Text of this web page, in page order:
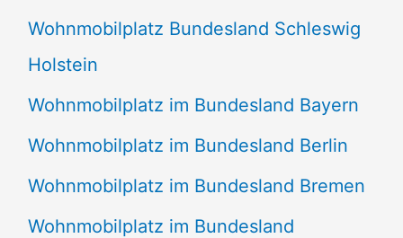
Wohnmobilplatz Bundesland Schleswig
Holstein
Wohnmobilplatz im Bundesland Bayern
Wohnmobilplatz im Bundesland Berlin
Wohnmobilplatz im Bundesland Bremen
Wohnmobilplatz im Bundesland